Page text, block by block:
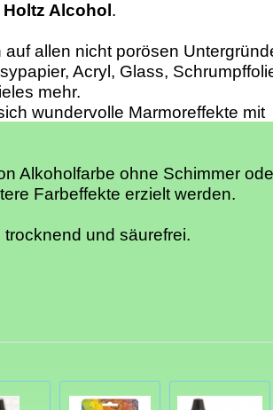
Alcohol .
allen nicht porösen
Acryl, Glass,
mehr.
wundervolle Marmoreffekte mit
Alkoholfarbe ohne Schimmer
Farbeffekte erzielt werden.
und säurefrei.